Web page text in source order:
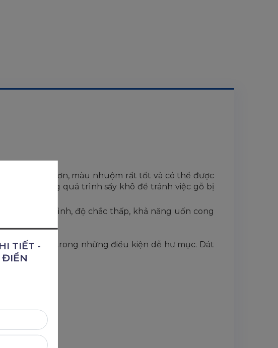
keo tốt, giữ sơn, màu nhuộm rất tốt và có thể được
trọng trong quá trình sấy khô để tránh việc gỗ bị
nén trung bình, độ chắc thấp, khả năng uốn cong
cả lúc ở trong những điều kiện dễ hư mục. Dát
TIẾT -
ĐIỀN